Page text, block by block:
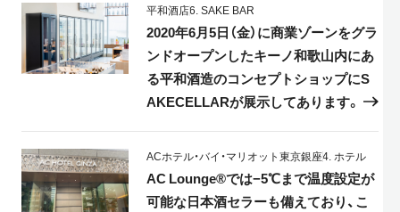
平和酒店6. SAKE BAR
2020年6月5日（金）に商業ゾーンをグラ
ンドオープンしたキーノ和歌山内にあ
る平和酒造のコンセプトショップにS
AKECELLARが展示してあります。
ACホテル・バイ・マリオット東京銀座4. ホテル
AC Lounge®では−5℃まで温度設定が
可能な日本酒セラーも備えており、こ